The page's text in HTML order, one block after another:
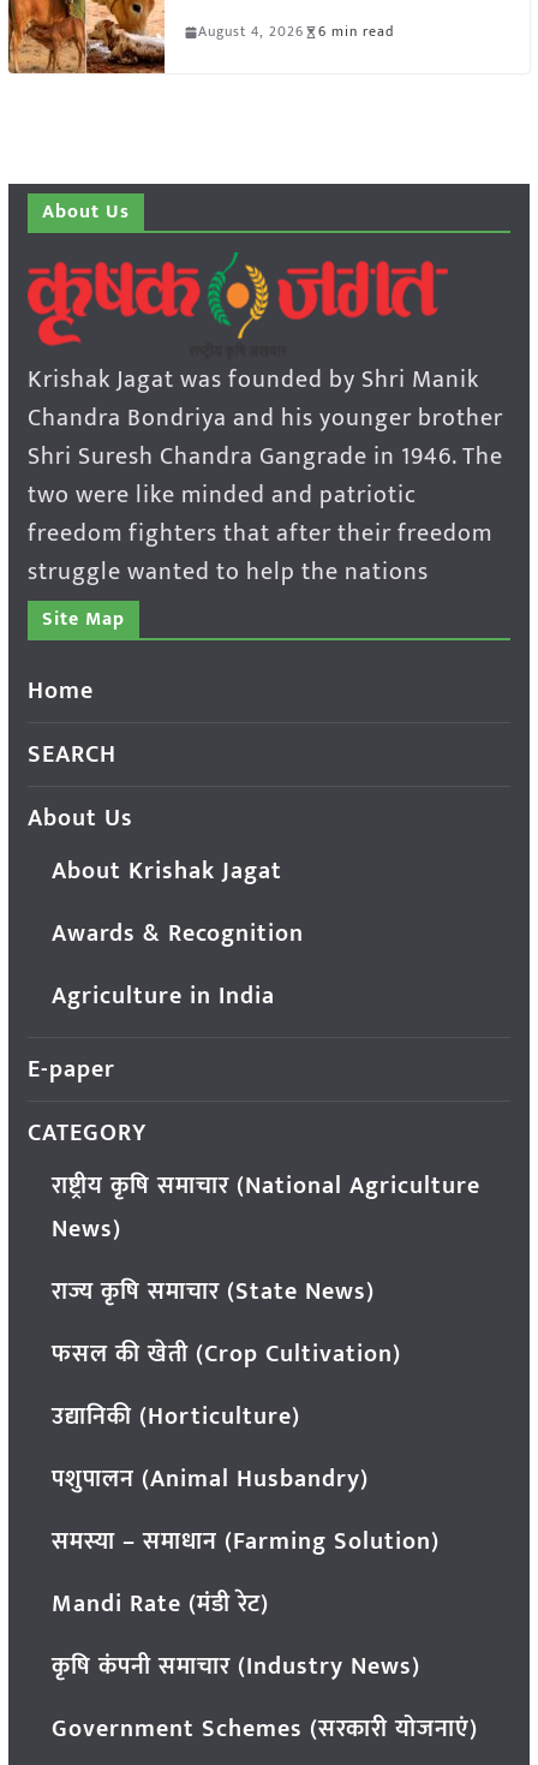
August 4, 2026 6 min read
About Us
Krishak Jagat was founded by Shri Manik
Chandra Bondriya and his younger brother
Shri Suresh Chandra Gangrade in 1946. The
two were like minded and patriotic
freedom fighters that after their freedom
struggle wanted to help the nations
Site Map
Home
SEARCH
About Us
About Krishak Jagat
Awards & Recognition
Agriculture in India
E-paper
CATEGORY
राष्ट्रीय कृषि समाचार (National Agriculture
News)
राज्य कृषि समाचार (State News)
फसल की खेती (Crop Cultivation)
उद्यानिकी (Horticulture)
पशुपालन (Animal Husbandry)
समस्या – समाधान (Farming Solution)
Mandi Rate (मंडी रेट)
कृषि कंपनी समाचार (Industry News)
Government Schemes (सरकारी योजनाएं)